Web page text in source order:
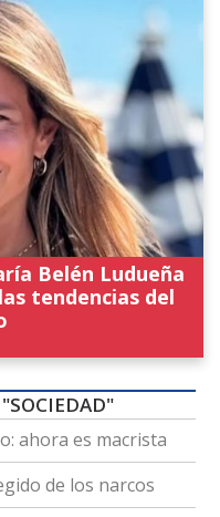
Belén Ludueña
tendencias del
ahora es macrista
de los narcos